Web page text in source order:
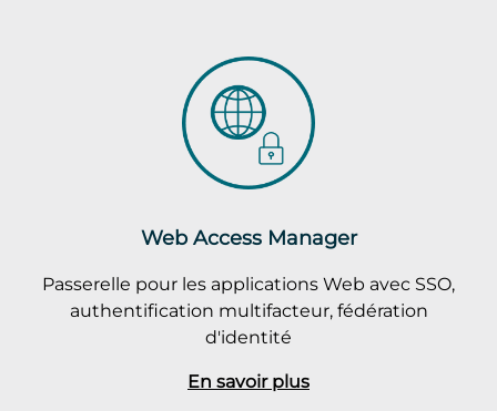
Web Access Manager
Passerelle pour les applications Web avec SSO,
authentification multifacteur, fédération
d'identité
En savoir plus